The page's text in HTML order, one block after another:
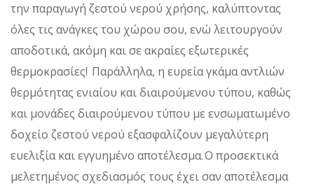
την παραγωγή ζεστού νερού χρήσης, καλύπτοντας
όλες τις ανάγκες του χώρου σου, ενώ λειτουργούν
αποδοτικά, ακόμη και σε ακραίες εξωτερικές
θερμοκρασίες! Παράλληλα, η ευρεία γκάμα αντλιών
θερμότητας ενιαίου και διαιρούμενου τύπου, καθώς
και μονάδες διαιρούμενου τύπου με ενσωματωμένο
δοχείο ζεστού νερού εξασφαλίζουν μεγαλύτερη
ευελιξία και εγγυημένο αποτέλεσμα. Ο προσεκτικά
μελετημένος σχεδιασμός τους έχει σαν αποτέλεσμα